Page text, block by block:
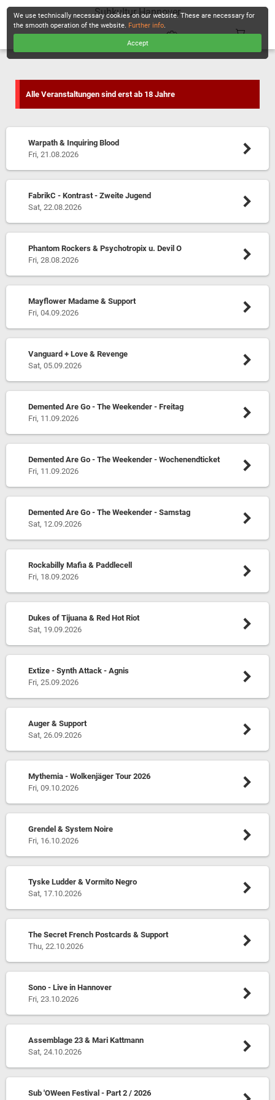
Subkultur Hannover
Alle Veranstaltungen sind erst ab 18 Jahre
Warpath & Inquiring Blood
Fri, 21.08.2026
FabrikC - Kontrast - Zweite Jugend
Sat, 22.08.2026
Phantom Rockers & Psychotropix u. Devil O
Fri, 28.08.2026
Mayflower Madame & Support
Fri, 04.09.2026
Vanguard + Love & Revenge
Sat, 05.09.2026
Demented Are Go - The Weekender - Freitag
Fri, 11.09.2026
Demented Are Go - The Weekender - Wochenendticket
Fri, 11.09.2026
Demented Are Go - The Weekender - Samstag
Sat, 12.09.2026
Rockabilly Mafia & Paddlecell
Fri, 18.09.2026
Dukes of Tijuana & Red Hot Riot
Sat, 19.09.2026
Extize - Synth Attack - Agnis
Fri, 25.09.2026
Auger & Support
Sat, 26.09.2026
Mythemia - Wolkenjäger Tour 2026
Fri, 09.10.2026
Grendel & System Noire
Fri, 16.10.2026
Tyske Ludder & Vormito Negro
Sat, 17.10.2026
The Secret French Postcards & Support
Thu, 22.10.2026
Sono - Live in Hannover
Fri, 23.10.2026
Assemblage 23 & Mari Kattmann
Sat, 24.10.2026
Sub 'OWeen Festival - Part 2 / 2026
We use technically necessary cookies on our website. These are necessary for
the smooth operation of the website. Further info.
Accept